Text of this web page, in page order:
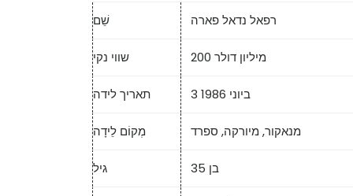
שֵׁם רפאל נדאל פארה
שווי נקי 200 מיליון דולר
תאריך לידה 3 ביוני 1986
מְקוֹם לֵידָה מנאקור, מיורקה, ספרד
גיל בן 35